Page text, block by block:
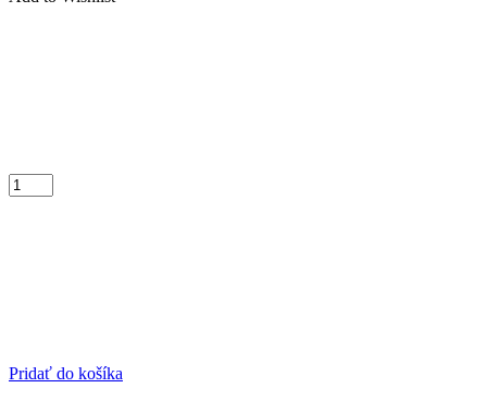
Pridať do košíka